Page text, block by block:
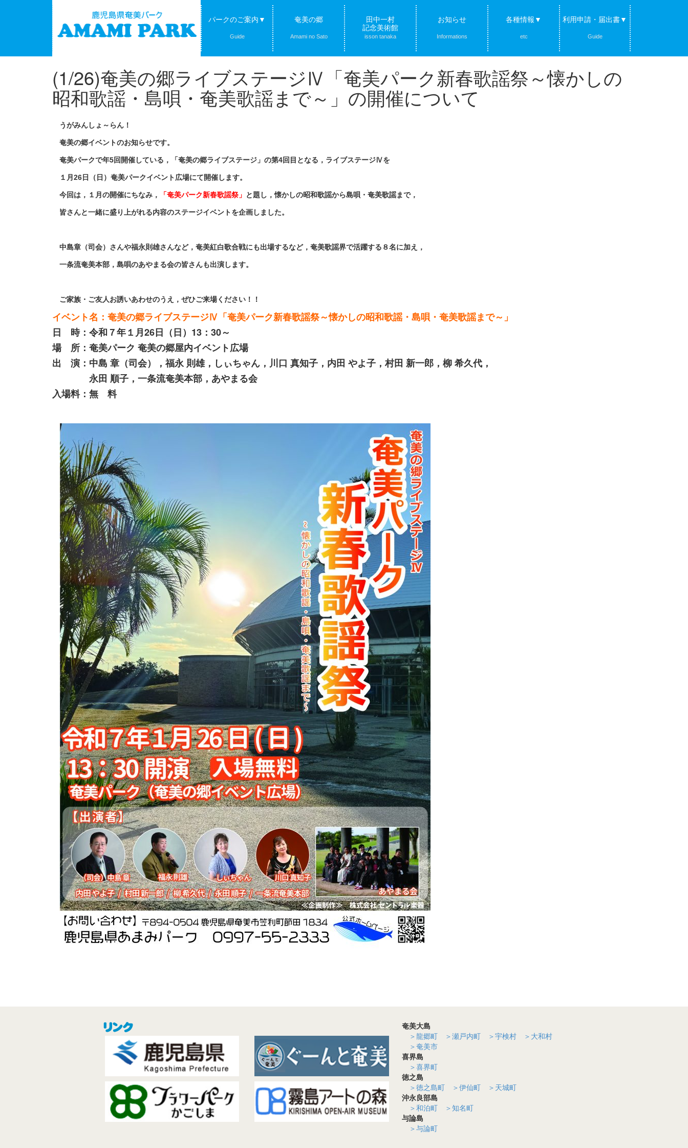
パークのご案内▼
Guide
奄美の郷
Amami no Sato
田中一村
記念美術館
isson tanaka
お知らせ
Informations
各種情報▼
etc
利用申請・届出書▼
Guide
(1/26)奄美の郷ライブステージⅣ「奄美パーク新春歌謡祭～懐かしの
昭和歌謡・島唄・奄美歌謡まで～」の開催について
うがみんしょ～らん！
奄美の郷イベントのお知らせです。
奄美パークで年5回開催している，「奄美の郷ライブステージ」の第4回目となる，ライブステージⅣを
１月26日（日）奄美パークイベント広場にて開催します。
今回は，１月の開催にちなみ， 「奄美パーク新春歌謡祭」 と題し，懐かしの昭和歌謡から島唄・奄美歌謡まで，
皆さんと一緒に盛り上がれる内容のステージイベントを企画しました。
中島章（司会）さんや福永則雄さんなど，奄美紅白歌合戦にも出場するなど，奄美歌謡界で活躍する８名に加え，
一条流奄美本部，島唄のあやまる会の皆さんも出演します。
ご家族・ご友人お誘いあわせのうえ，ぜひご来場ください！！
イベント名：奄美の郷ライブステージⅣ「奄美パーク新春歌謡祭～懐かしの昭和歌謡・島唄・奄美歌謡まで～」
日 時：令和７年１月26日（日）13：30～
場 所：奄美パーク 奄美の郷屋内イベント広場
出 演：中島 章（司会），福永 則雄，しぃちゃん，川口 真知子，内田 やよ子，村田 新一郎，柳 希久代，
永田 順子，一条流奄美本部，あやまる会
入場料：無 料
奄美大島
＞龍郷町
＞瀬戸内町 ＞宇検村
＞大和村
＞奄美市
喜界島
＞喜界町
徳之島
＞徳之島町
＞伊仙町
＞天城町
沖永良部島
＞和泊町
＞知名町
与論島
＞与論町